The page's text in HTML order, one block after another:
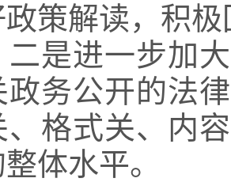
策解读，积
进一步加大
政务公开的法
、格式关、内
体水平。